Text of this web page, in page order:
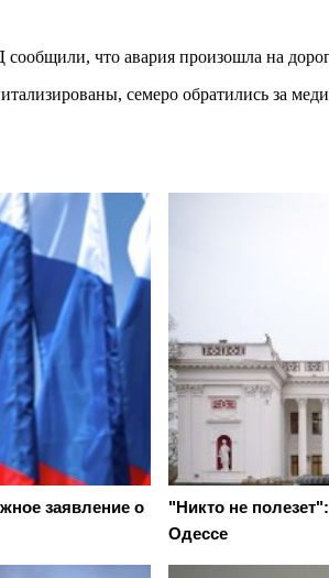
сообщили, что авария произошла на
семеро обратились за
заявление о
"Никто не
Одессе